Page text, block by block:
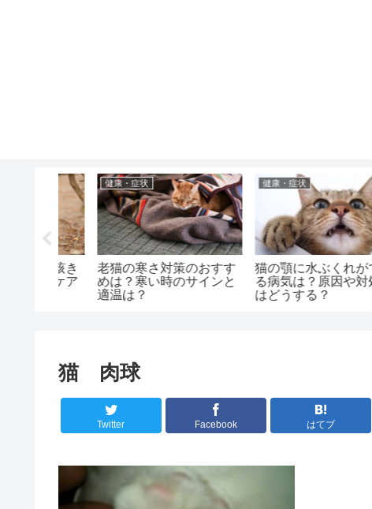
成猫
猫が脱走して家に入らな
い時の対処法は？原因と
脱走しない為の予防法
行動・気持ち
猫に引っかかれた時のミ
ミズ腫れは大丈夫？かゆ
みや病気は？
猫 肉球
Twitter Facebook はてブ